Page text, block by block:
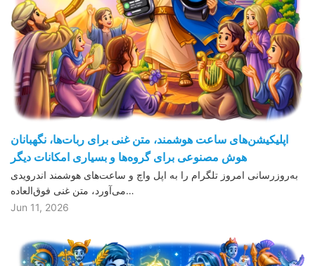
اپلیکیشن‌های ساعت هوشمند، متن غنی برای ربات‌ها، نگهبانان
هوش مصنوعی برای گروه‌ها و بسیاری امکانات دیگر
به‌روزرسانی امروز تلگرام را به اپل واچ و ساعت‌های هوشمند اندرویدی
می‌آورد، متن غنی فوق‌العاده…
Jun 11, 2026